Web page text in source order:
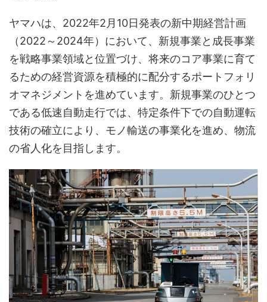
ヤマハは、2022年2月10日発表の新中期経営計画
（2022～2024年）において、新規事業と成長事業
を戦略事業領域と位置づけ、将来のコア事業に育て
るための経営資源を積極的に配分するポートフォリ
オマネジメントを進めています。新規事業のひとつ
である低速自動走行では、特定条件下での自動運転
技術の確立により、モノ輸送の事業化を進め、物流
の省人化を目指します。